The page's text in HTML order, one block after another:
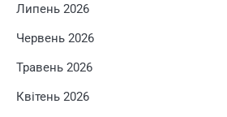
Липень 2026
Червень 2026
Травень 2026
Квітень 2026